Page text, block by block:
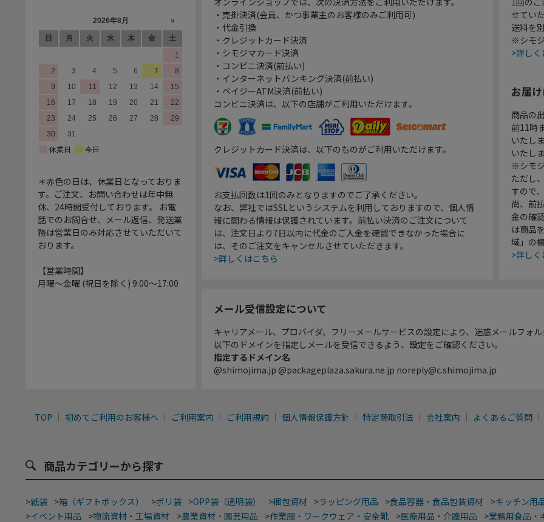
＊赤色の日は、休業日となっておりま
す。ご注文、お問い合わせは年中無
休、24時間受付しております。 お電
話でのお問合せ、メール返信、発送業
務は営業日のみ対応させていただいて
おります。
【営業時間】
月曜～金曜 (祝日を除く) 9:00～17:00
・売掛決済(会員、かつ事業主のお客様のみご利用可)
・代金引換
・クレジットカード決済
・シモジマカード決済
・コンビニ決済(前払い)
・インターネットバンキング決済(前払い)
・ペイジーATM決済(前払い)
コンビニ決済は、以下の店舗がご利用いただけます。
クレジットカード決済は、以下のものがご利用いただけます。
お支払回数は1回のみとなりますのでご了承ください。
なお、弊社ではSSLというシステムを利用しておりますので、個人情
報に関わる情報は保護されています。前払い決済のご注文について
は、注文日より7日以内に代金のご入金を確認できなかった場合に
は、そのご注文をキャンセルさせていただきます。
>詳しくはこちら
せてい
送料を
※シモ
>詳し
お届
商品の
前11時
いたし
いたし
※シモ
ただし
すので
尚、前
金の確
は商品
域」の
>詳し
メール受信設定について
キャリアメール、プロバイダ、フリーメールサービスの設定により、迷惑メールフォ
以下のドメインを指定しメールを受信できるよう、設定をご確認ください。
指定するドメイン名
@shimojima.jp @packageplaza.sakura.ne.jp noreply@c.shimojima.jp
TOP 初めてご利用のお客様へ ご利用案内 ご利用規約 個人情報保護方針 特定商取引法 会社案内 よくあるご質問
商品カテゴリーから探す
>紙袋 >箱（ギフトボックス） >ポリ袋 >OPP袋（透明袋） >梱包資材 >ラッピング用品 >食品容器・食品包装資材 >キッチン用
>イベント用品 >物流資材・工場資材 >農業資材・園芸用品 >作業服・ワークウェア・安全靴 >医療用品・介護用品 >業務用食品・